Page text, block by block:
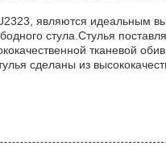
являются идеальным
стула.Стулья
тканевой
сделаны из